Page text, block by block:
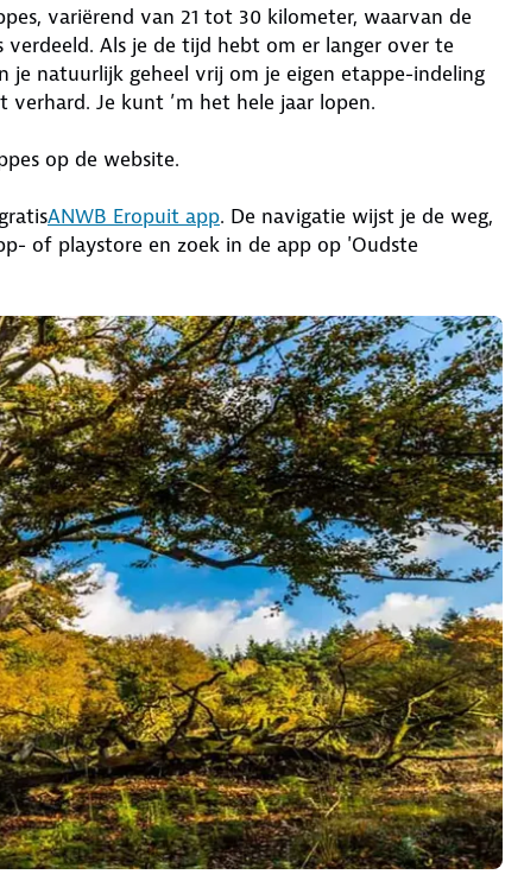
variërend van 21 tot 30 kilometer, waarvan de
Als je de tijd hebt om er langer over te
je natuurlijk geheel vrij om je eigen etappe-indeling
Je kunt ’m het hele jaar lopen.
op de website.
ANWB Eropuit app. De navigatie wijst je de weg,
of playstore en zoek in de app op 'Oudste